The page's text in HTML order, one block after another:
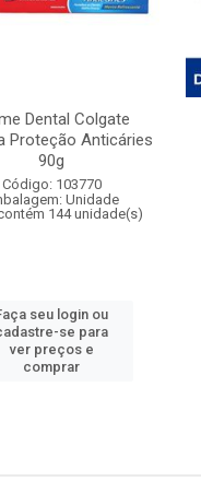
Dental Colgate
Proteção Anticáries
90g
Código: 103770
Unidade
144 unidade(s)
seu login ou
se para
ver preços e
comprar